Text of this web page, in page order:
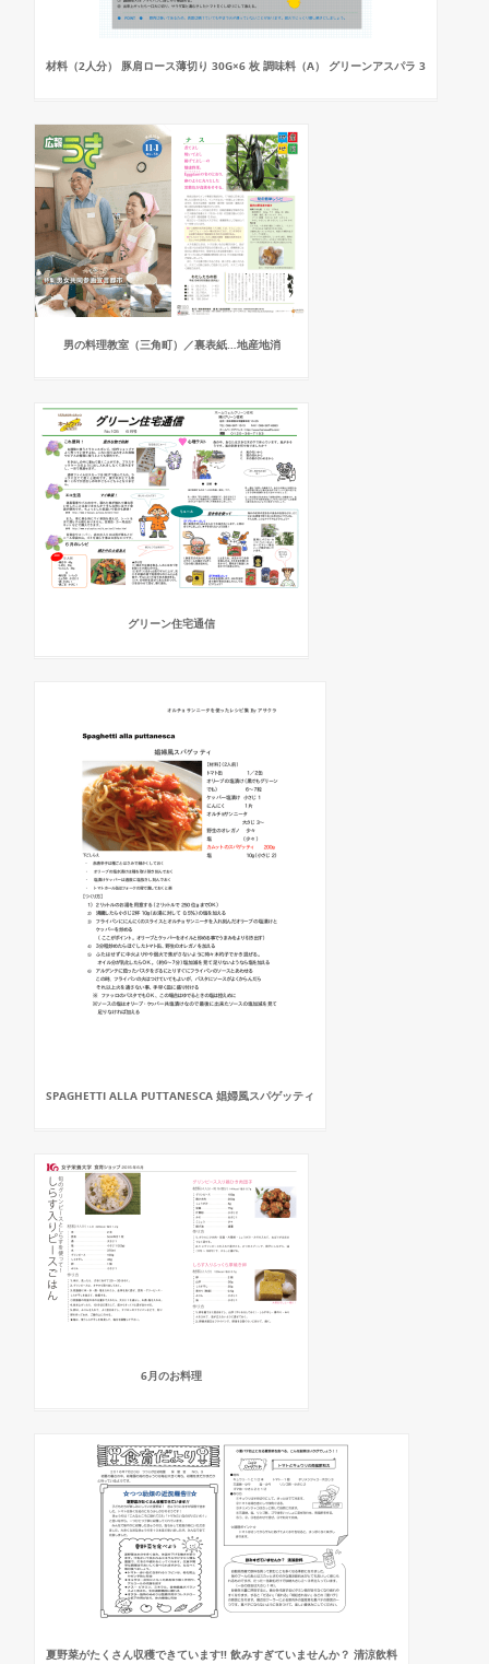
材料（2人分） 豚肩ロース薄切り 30G×6 枚 調味料（A） グリーンアスパラ 3
男の料理教室（三角町）／裏表紙…地産地消
グリーン住宅通信
SPAGHETTI ALLA PUTTANESCA 娼婦風スパゲッティ
6月のお料理
夏野菜がたくさん収穫できています!! 飲みすぎていませんか？ 清涼飲料